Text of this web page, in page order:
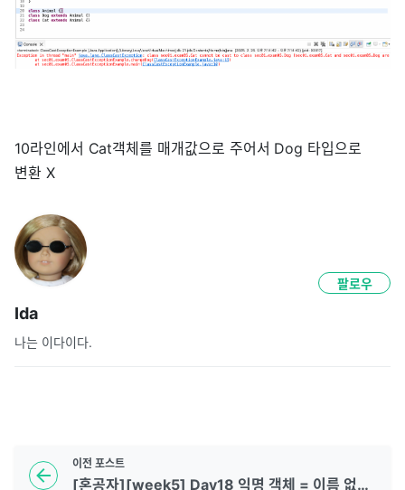
10라인에서 Cat객체를 매개값으로 주어서 Dog 타입으로
변환 X
Ida
나는 이다이다.
팔로우
이전 포스트
[혼공자][week5] Day18 익명 객체 = 이름 없는 객체